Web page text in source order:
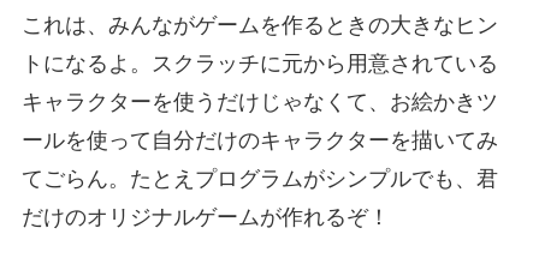
これは、みんながゲームを作るときの大きなヒン
トになるよ。スクラッチに元から用意されている
キャラクターを使うだけじゃなくて、お絵かきツ
ールを使って自分だけのキャラクターを描いてみ
てごらん。たとえプログラムがシンプルでも、君
だけのオリジナルゲームが作れるぞ！